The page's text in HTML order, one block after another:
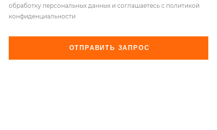
ОТПРАВИТЬ ЗАПРОС
обработку персональных данных и соглашаетесь с политикой
конфиденциальности